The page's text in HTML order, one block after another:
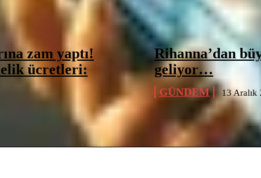
zam yaptı!
ücretleri:
Rihanna’dan
geliyor…
GÜNDEM 13 Aralık